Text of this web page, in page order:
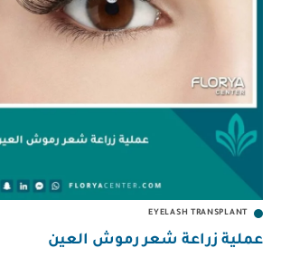
EYELASH TRANSPLANT
عملية زراعة شعر رموش العين